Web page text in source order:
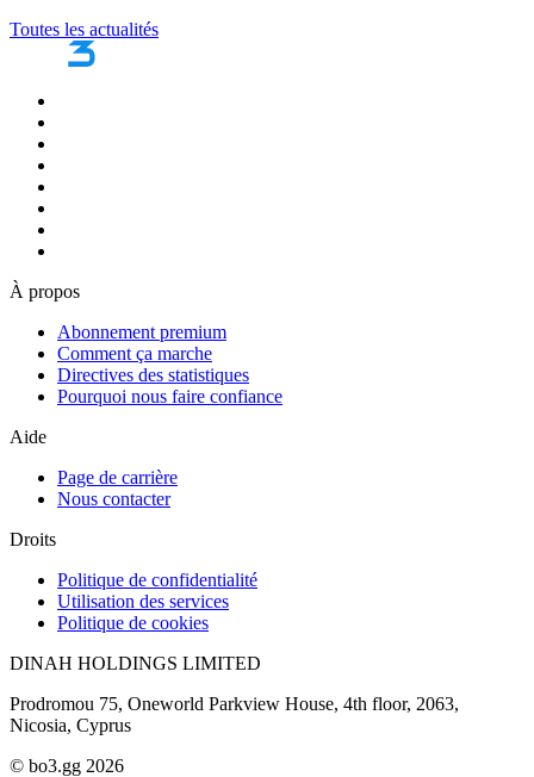
Toutes les actualités
À propos
Abonnement premium
Comment ça marche
Directives des statistiques
Pourquoi nous faire confiance
Aide
Page de carrière
Nous contacter
Droits
Politique de confidentialité
Utilisation des services
Politique de cookies
DINAH HOLDINGS LIMITED
Prodromou 75, Oneworld Parkview House, 4th floor, 2063,
Nicosia, Cyprus
© bo3.gg 2026